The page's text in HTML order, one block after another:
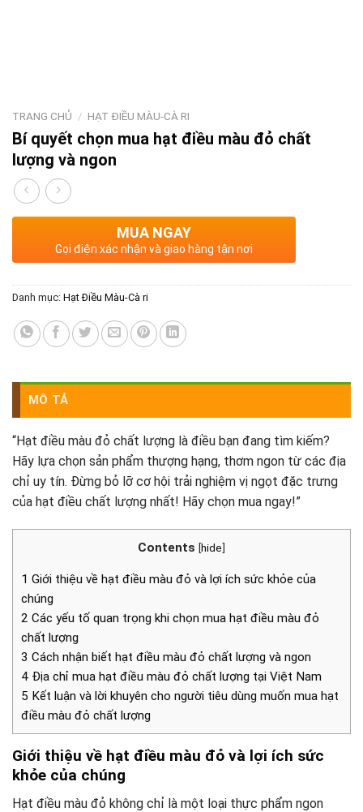
TRANG CHỦ / HẠT ĐIỀU MÀU-CÀ RI
Bí quyết chọn mua hạt điều màu đỏ chất
lượng và ngon
MUA NGAY
Gọi điện xác nhận và giao hàng tận nơi
Danh mục: Hạt Điều Màu-Cà ri
MÔ TẢ
“Hạt điều màu đỏ chất lượng là điều bạn đang tìm kiếm?
Hãy lựa chọn sản phẩm thượng hạng, thơm ngon từ các địa
chỉ uy tín. Đừng bỏ lỡ cơ hội trải nghiệm vị ngọt đặc trưng
của hạt điều chất lượng nhất! Hãy chọn mua ngay!”
Contents [hide]
1 Giới thiệu về hạt điều màu đỏ và lợi ích sức khỏe của
chúng
2 Các yếu tố quan trọng khi chọn mua hạt điều màu đỏ
chất lượng
3 Cách nhận biết hạt điều màu đỏ chất lượng và ngon
4 Địa chỉ mua hạt điều màu đỏ chất lượng tại Việt Nam
5 Kết luận và lời khuyên cho người tiêu dùng muốn mua hạt
điều màu đỏ chất lượng
Giới thiệu về hạt điều màu đỏ và lợi ích sức
khỏe của chúng
Hạt điều màu đỏ không chỉ là một loại thực phẩm ngon